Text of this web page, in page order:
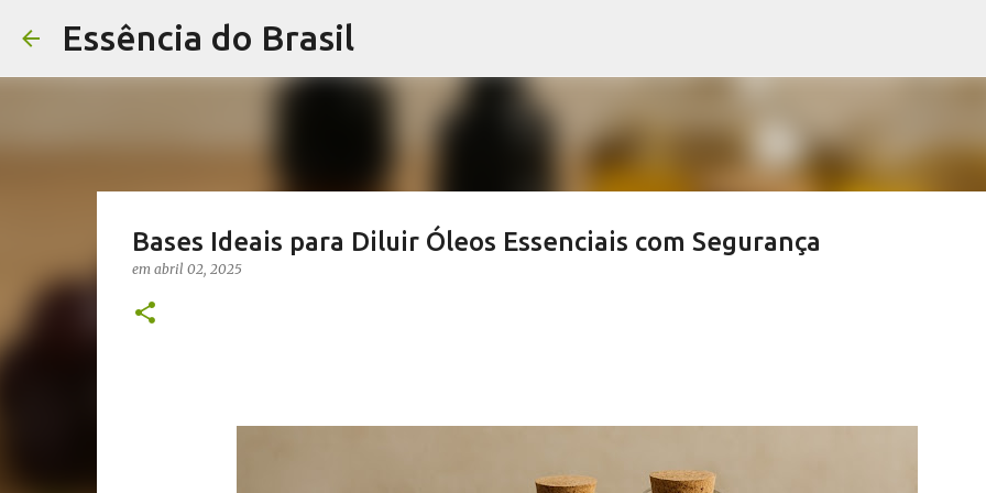
Essência do Brasil
Bases Ideais para Diluir Óleos Essenciais com Segurança
em abril 02, 2025